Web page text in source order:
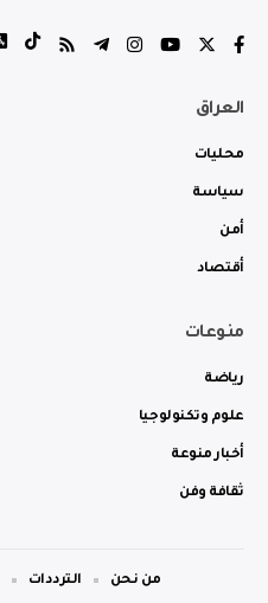
العراق
محليات
سياسة
أمن
أقتصاد
منوعات
رياضة
علوم وتكنولوجيا
أخبار منوعة
ثقافة وفن
من نحن الترددات